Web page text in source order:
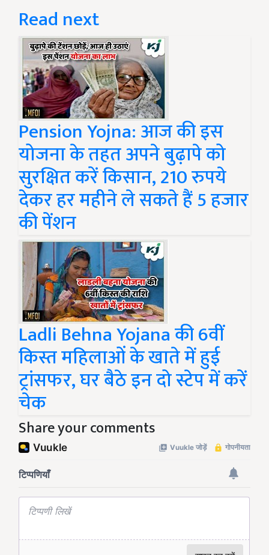
Read next
Pension Yojna: आज की इस
योजना के तहत अपने बुढ़ापे को
सुरक्षित करें किसान, 210 रुपये
देकर हर महीने ले सकते हैं 5 हजार
की पेंशन
Ladli Behna Yojana की 6वीं
किस्त महिलाओं के खाते में हुई
ट्रांसफर, घर बैठे इन दो स्टेप में करें
चेक
Share your comments